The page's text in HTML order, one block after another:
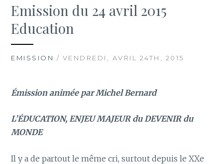
Emission du 24 avril 2015
Education
EMISSION / VENDREDI, AVRIL 24TH, 2015
Émission animée par Michel Bernard
L’ÉDUCATION, ENJEU MAJEUR du DEVENIR du
MONDE
Il y a de partout le même cri, surtout depuis le XXe